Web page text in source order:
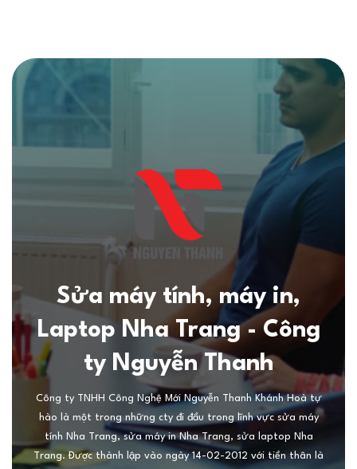
Sửa máy tính, máy in,
Laptop Nha Trang - Công
ty Nguyễn Thanh
Công ty TNHH Công Nghệ Mới Nguyễn Thanh Khánh Hoà tự
hào là một trong những cty đi đầu trong lĩnh vực sửa máy
tính Nha Trang, sửa máy in Nha Trang, sửa laptop Nha
Trang. Được thành lập vào ngày 14-02-2012 với tiền thân là